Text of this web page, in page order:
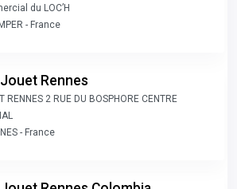
du LOC’H
- France
Rennes
RENNES 2 RUE DU BOSPHORE CENTRE
- France